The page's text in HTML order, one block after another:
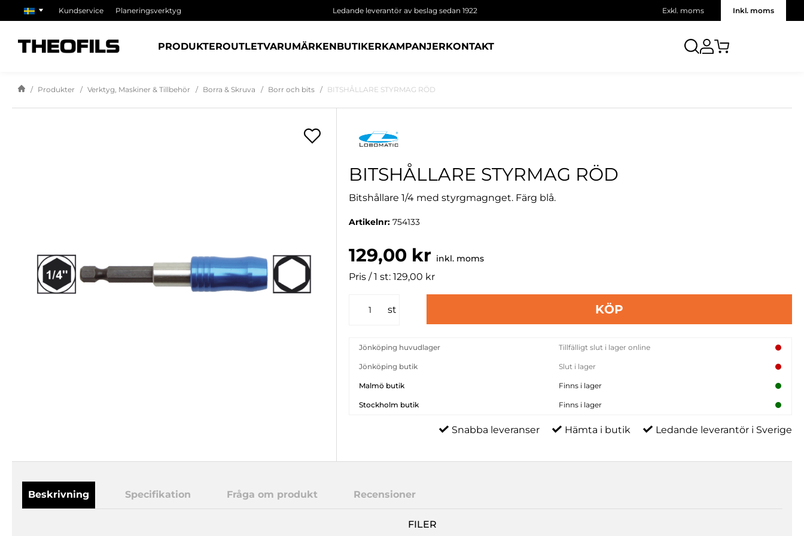
Kundservice Planeringsverktyg Ledande leverantör av beslag sedan 1922 Exkl. moms Inkl. moms
PRODUKTEROUTLETVARUMÄRKENBUTIKERKAMPANJERKONTAKT
Produkter Verktyg, Maskiner & Tillbehör Borra & Skruva Borr och bits BITSHÅLLARE STYRMAG RÖD
BITSHÅLLARE STYRMAG RÖD
Bitshållare 1/4 med styrgmagnget. Färg blå.
Artikelnr:754133
129,00 kr inkl. moms
Pris / 1 st: 129,00 kr
st KÖP
Jönköping huvudlager Tillfälligt slut i lager online
Jönköping butik Slut i lager
Malmö butik Finns i lager
Stockholm butik Finns i lager
Snabba leveranser Hämta i butik Ledande leverantör i Sverige
Beskrivning Specifikation Fråga om produkt Recensioner
FILER